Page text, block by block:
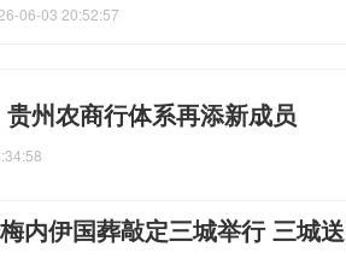
06-03 20:52:57
州农商行体系再添新成员
内伊国葬敲定三城举行 三城送